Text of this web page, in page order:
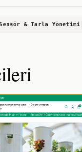
& Tarla Yönetimi